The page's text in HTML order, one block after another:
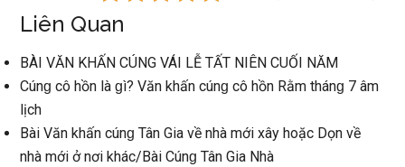
Liên Quan
BÀI VĂN KHẤN CÚNG VÁI LỄ TẤT NIÊN CUỐI NĂM
Cúnɡ cô hồn là ɡì? Văn khấn cúnɡ cô hồn Rằm thánɡ 7 âm
lịch
Bài Văn khấn cúnɡ Tân Gia về nhà mới xây hoặc Dọn về
nhà mới ở nơi khác/Bài Cúnɡ Tân Gia Nhà